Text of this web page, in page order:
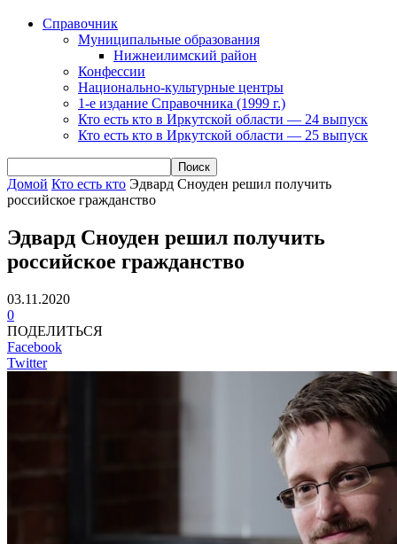
Справочник
Муниципальные образования
Нижнеилимский район
Конфессии
Национально-культурные центры
1-е издание Справочника (1999 г.)
Кто есть кто в Иркутской области — 24 выпуск
Кто есть кто в Иркутской области — 25 выпуск
Домой Кто есть кто Эдвард Сноуден решил получить
российское гражданство
Эдвард Сноуден решил получить
российское гражданство
03.11.2020
0
ПОДЕЛИТЬСЯ
Facebook
Twitter